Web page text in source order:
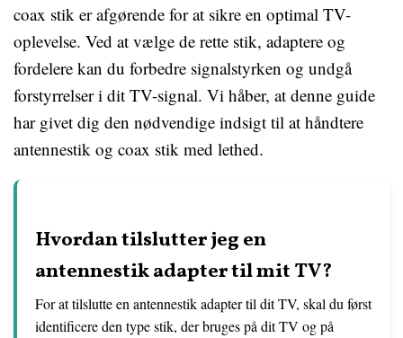
coax stik er afgørende for at sikre en optimal TV-
oplevelse. Ved at vælge de rette stik, adaptere og
fordelere kan du forbedre signalstyrken og undgå
forstyrrelser i dit TV-signal. Vi håber, at denne guide
har givet dig den nødvendige indsigt til at håndtere
antennestik og coax stik med lethed.
Hvordan tilslutter jeg en
antennestik adapter til mit TV?
For at tilslutte en antennestik adapter til dit TV, skal du først
identificere den type stik, der bruges på dit TV og på